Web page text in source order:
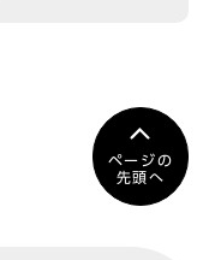
ページの
先頭へ